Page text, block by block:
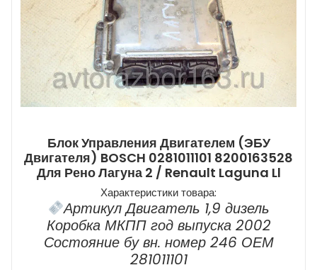
Блок Управления Двигателем (ЭБУ
Двигателя) BOSCH 0281011101 8200163528
Для Рено Лагуна 2 / Renault Laguna Ll
Характеристики товара:
Артикул Двигатель 1,9 дизель
Коробка МКПП год выпуска 2002
Состояние бу вн. номер 246 ОЕМ
281011101